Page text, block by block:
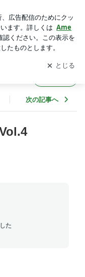
を受け取りまし
開く
次の記事へ
た